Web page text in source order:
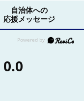
自治体への
応援メッセージ
0.0